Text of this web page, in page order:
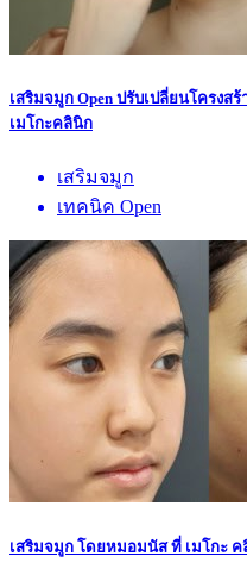
เสริมจมูก Open ปรับเปลี่ยนโครง
เมโกะคลินิก
เสริมจมูก
เทคนิค Open
เสริมจมูก โดยหมอมนัส ที่ เมโกะ